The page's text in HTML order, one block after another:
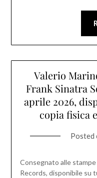
Valerio
Frank Sinatra
aprile 2026,
copia fisica
Posted
Consegnato alle
Records, disponibile su